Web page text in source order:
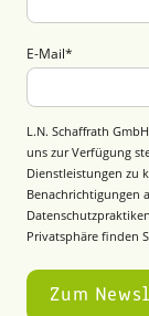
E-Mail*
L.N. Schaffrath
uns zur Verfügung
Dienstleistungen zu
Benachrichtigungen
Privatsphäre finden